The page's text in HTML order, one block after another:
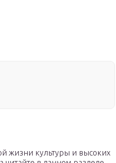
жизни культуры и высоких